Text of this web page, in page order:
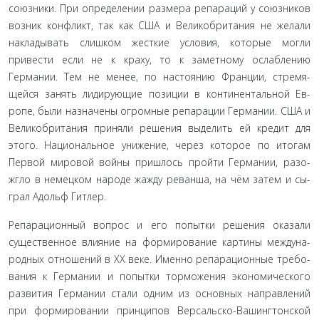
союзники. При определении размера репараций у со­юзников
возник конфликт, так как США и Великобритания не желали
накладывать слишком жесткие условия, которые могли
привести если не к краху, то к заметному ослаблению
Германии. Тем не менее, по настоянию Франции, стремя­
щейся занять лидирующие позиции в континентальной Ев­
ропе, были назначены огромные репарации Германии. США и
Великобритания приняли решения выделить ей кредит для
этого. Национальное унижение, через которое по итогам
Первой мировой войны пришлось пройти Германии, разо­
жгло в немецком народе жажду реванша, на чём затем и сы­
грал Адольф Гитлер.
Репарационный вопрос и его попытки решения оказали
существенное влияние на формирование картины междуна­
родных отношений в ХХ веке. Именно репарационные требо­
вания к Германии и попытки торможения экономического
развития Германии стали одним из основных направлений
при формировании принципов Версальско-Вашингтонской